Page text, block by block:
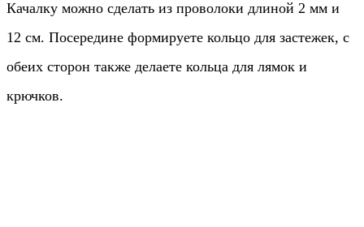
Качалку можно сделать из проволоки длиной 2 мм и
12 см. Посередине формируете кольцо для застежек, с
обеих сторон также делаете кольца для лямок и
крючков.